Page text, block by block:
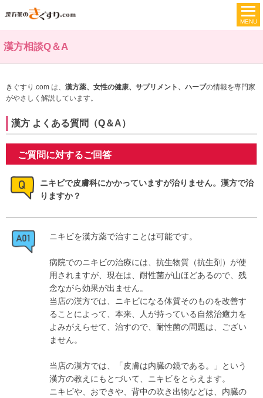
漢方相談Q＆A
きぐすり.com は、 漢方薬、女性の健康、サプリメント、ハーブの情報を専門家
がやさしく解説しています。
漢方 よくある質問（Q＆A）
ご質問に対するご回答
ニキビで皮膚科にかかっていますが治りません。漢方で治
りますか？
ニキビを漢方薬で治すことは可能です。
病院でのニキビの治療には、抗生物質（抗生剤）が使
用されますが、現在は、耐性菌が山ほどあるので、残
念ながら効果が出ません。
当店の漢方では、ニキビになる体質そのものを改善す
ることによって、本来、人が持っている自然治癒力を
よみがえらせて、治すので、耐性菌の問題は、ござい
ません。
当店の漢方では、「皮膚は内臓の鏡である。」という
漢方の教えにもとづいて、ニキビをとらえます。
ニキビや、おできや、背中の吹き出物などは、内臓の